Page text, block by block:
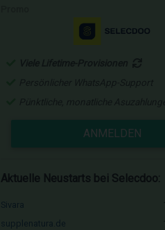
ANMELDEN
Aktuelle Neustarts bei Selecdoo: